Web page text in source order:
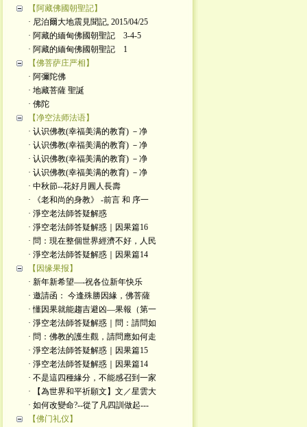
【阿藏佛國朝聖記】
· 尼泊爾大地震見聞記, 2015/04/25
· 阿藏的緬甸佛國朝聖記 3-4-5
· 阿藏的緬甸佛國朝聖記 1
【佛菩萨庄严相】
· 阿彌陀佛
· 地藏菩薩 聖誕
· 佛陀
【净空法师法语】
· 认识佛教(幸福美满的教育) －净
· 认识佛教(幸福美满的教育) －净
· 认识佛教(幸福美满的教育) －净
· 认识佛教(幸福美满的教育) －净
· 中秋節--花好月圓人長壽
· 《老和尚的身教》 -前言 和 序一
· 淨空老法師答疑解惑
· 淨空老法師答疑解惑｜因果篇16
· 問：現在整個世界經濟不好，人民
· 淨空老法師答疑解惑｜因果篇14
【因缘果报】
· 新年新希望—-祝各位新年快乐
· 邀請函： 今逢殊勝因緣，佛菩薩
· 懂因果就能趨吉避凶—果報（第一
· 淨空老法師答疑解惑｜問：請問如
· 問：佛教的護生觀，請問應如何走
· 淨空老法師答疑解惑｜因果篇15
· 淨空老法師答疑解惑｜因果篇14
· 不是這四種緣分，不能感召到一家
· 【為世界和平祈願文】文／星雲大
· 如何改變命?--從了凡四訓做起---
【佛门礼仪】